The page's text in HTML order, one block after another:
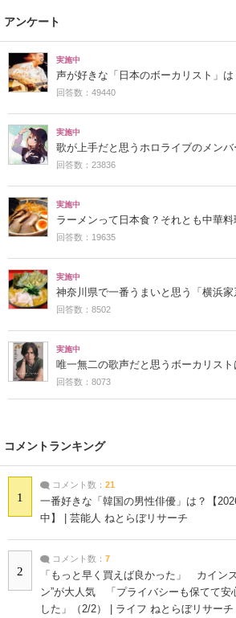
アンケート
実施中
声が好きな「日本のボーカリスト」は
回答数：49440
実施中
歌が上手だと思うホロライブのメンバ
回答数：23836
実施中
ラーメンって日本食？それとも中華料
回答数：19635
実施中
神奈川県で一番うまいと思う「横浜
回答数：8502
実施中
唯一無二の歌声だと思うボーカリスト
回答数：8073
コメントランキング
1
コメント数： 21
一番好きな「韓国の男性俳優」は？【
中】 | 芸能人 ねとらぼリサーチ
2
コメント数： 7
「もっと早く買えば良かった」 カイン
ン”が大人気 「プライバシーも保てて安
した」（2/2） | ライフ ねとらぼリサーチ